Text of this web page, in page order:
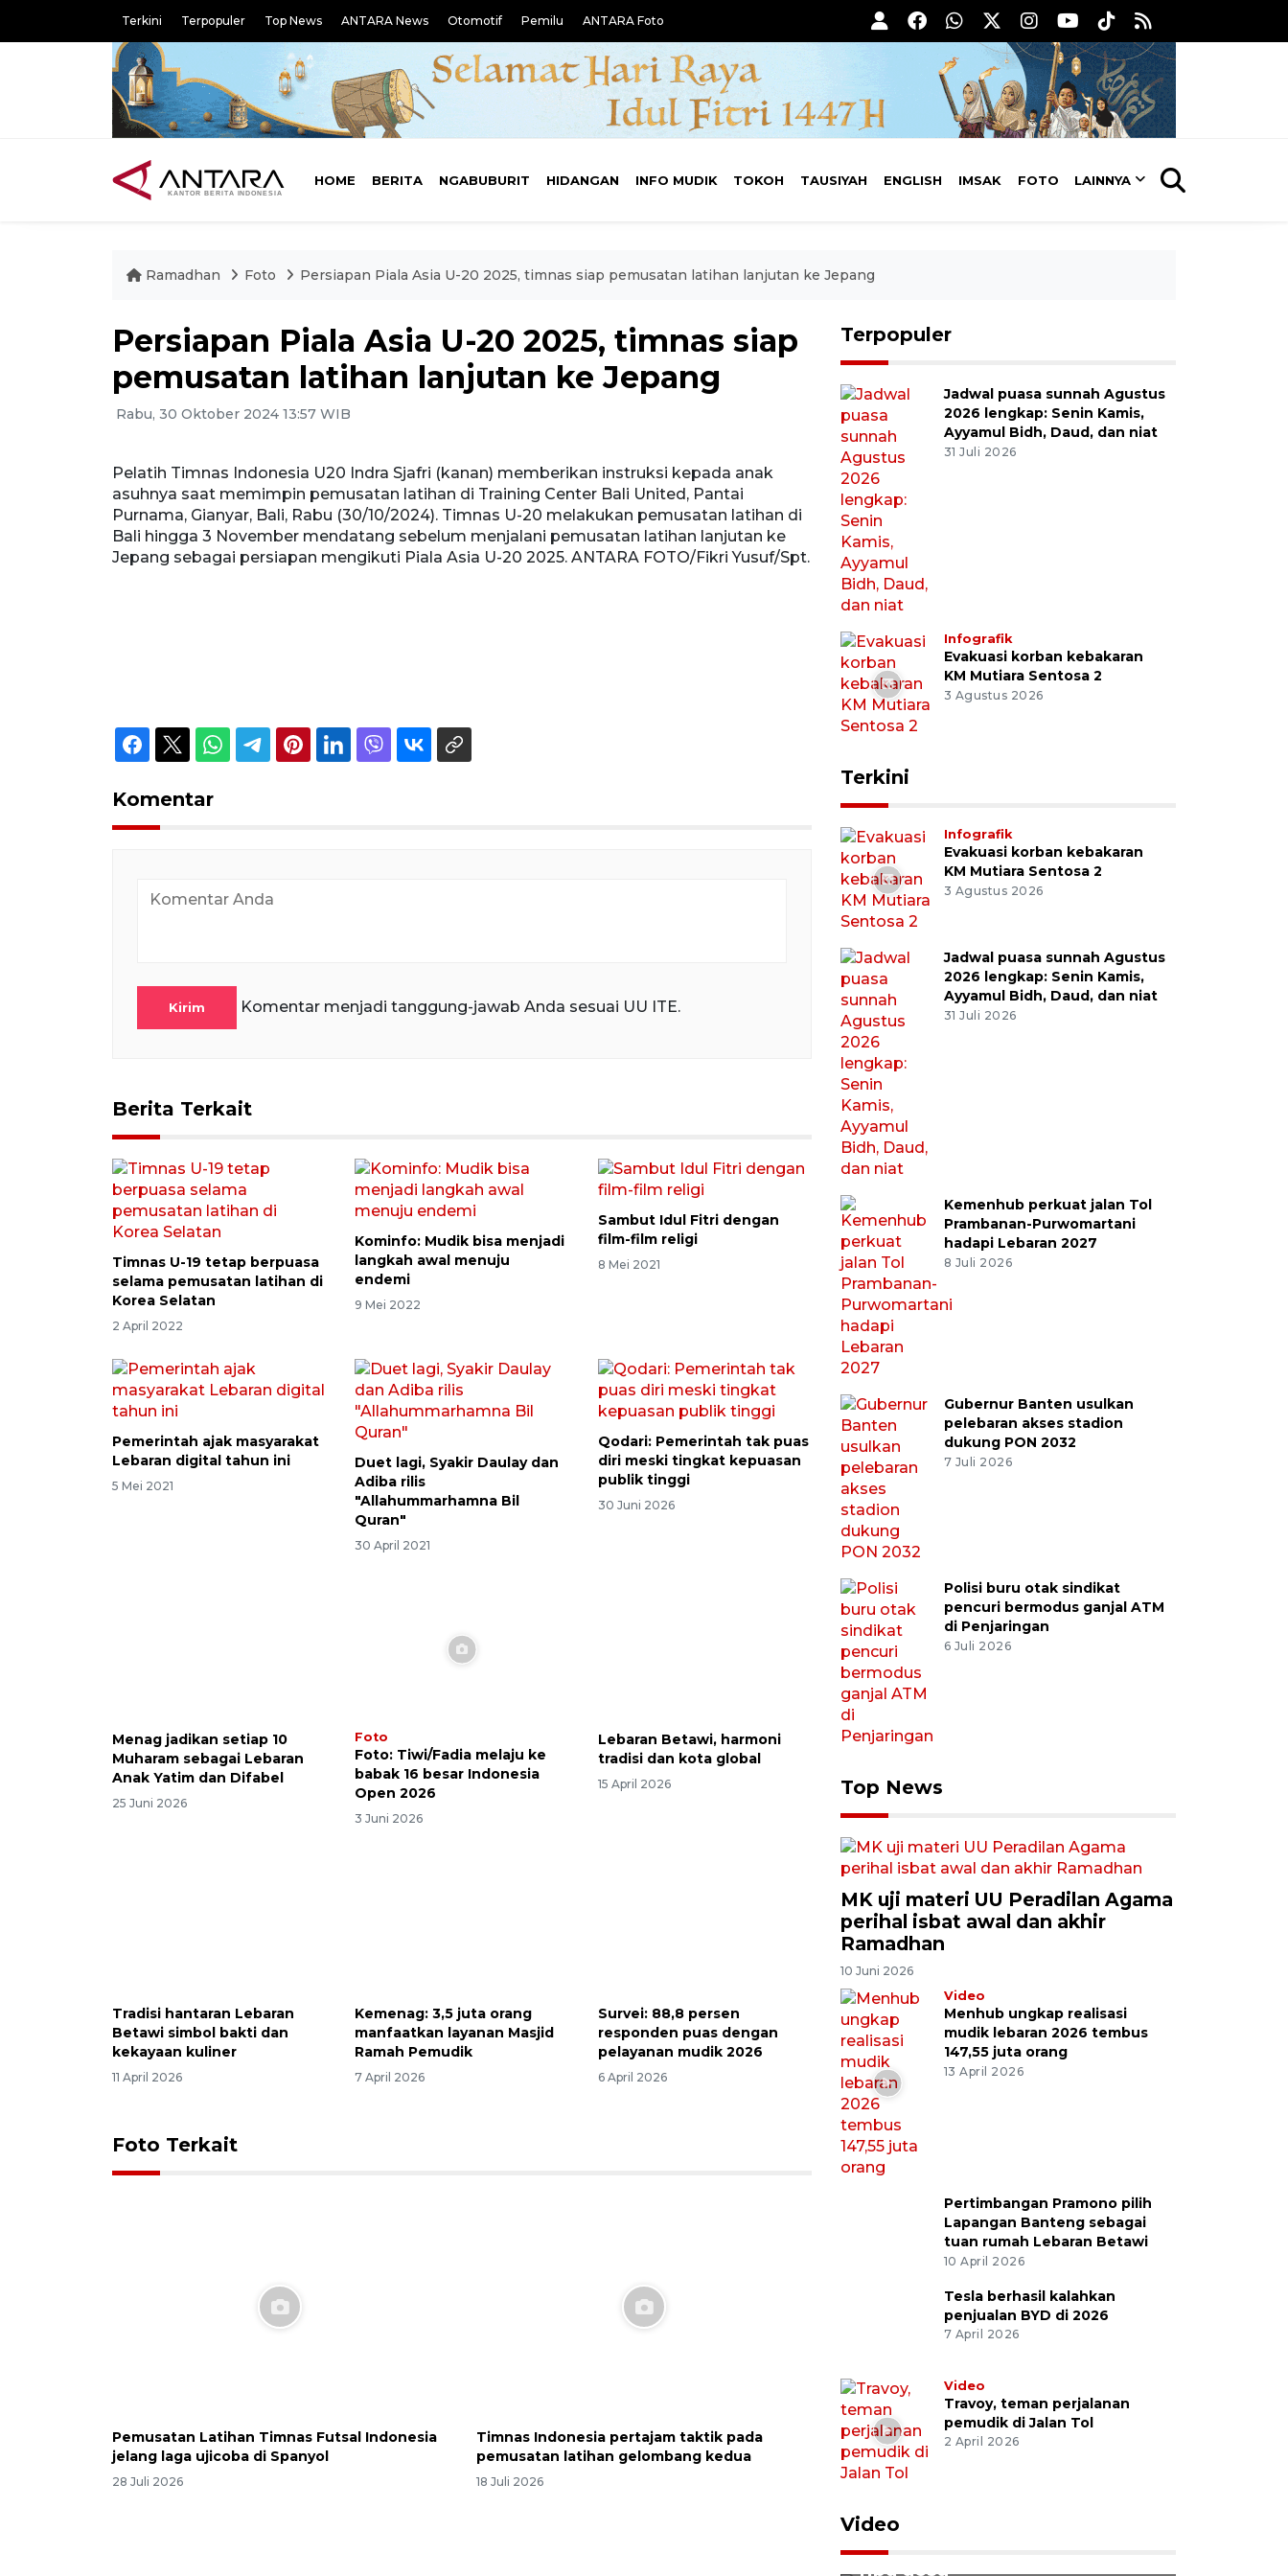
Terkini Terpopuler Top News ANTARA News Otomotif Pemilu ANTARA Foto
HOME BERITA NGABUBURIT HIDANGAN INFO MUDIK TOKOH TAUSIYAH ENGLISH IMSAK FOTO LAINNYA
Ramadhan Foto Persiapan Piala Asia U-20 2025, timnas siap pemusatan latihan lanjutan ke Jepang
Persiapan Piala Asia U-20 2025, timnas siap
pemusatan latihan lanjutan ke Jepang
Rabu, 30 Oktober 2024 13:57 WIB
Pelatih Timnas Indonesia U20 Indra Sjafri (kanan) memberikan instruksi kepada anak
asuhnya saat memimpin pemusatan latihan di Training Center Bali United, Pantai
Purnama, Gianyar, Bali, Rabu (30/10/2024). Timnas U-20 melakukan pemusatan latihan di
Bali hingga 3 November mendatang sebelum menjalani pemusatan latihan lanjutan ke
Jepang sebagai persiapan mengikuti Piala Asia U-20 2025. ANTARA FOTO/Fikri Yusuf/Spt.
Pesepak bola Timnas Indonesia U-20 Kadek Arel (kiri)
pemusatan latihan di Training Center Bali United, Pantai
(30/10/2024). Timnas U-20 melakukan pemusatan latihan di
mendatang sebelum menjalani pemusatan latihan lanjutan
mengikuti Piala Asia U-20 2025. ANTARA FOTO/Fikri Yusuf/
Komentar
Kirim Komentar menjadi tanggung-jawab Anda sesuai UU ITE.
Berita Terkait
Timnas U-19 tetap berpuasa
selama pemusatan latihan di
Korea Selatan
2 April 2022
Kominfo: Mudik bisa menjadi
langkah awal menuju
endemi
9 Mei 2022
Sambut Idul Fitri dengan
film-film religi
8 Mei 2021
Pemerintah ajak masyarakat
Lebaran digital tahun ini
5 Mei 2021
Duet lagi, Syakir Daulay dan
Adiba rilis
"Allahummarhamna Bil
Quran"
30 April 2021
Qodari: Pemerintah tak puas
diri meski tingkat kepuasan
publik tinggi
30 Juni 2026
Menag jadikan setiap 10
Muharam sebagai Lebaran
Anak Yatim dan Difabel
25 Juni 2026
Foto
Foto: Tiwi/Fadia melaju ke
babak 16 besar Indonesia
Open 2026
3 Juni 2026
Lebaran Betawi, harmoni
tradisi dan kota global
15 April 2026
Tradisi hantaran Lebaran
Betawi simbol bakti dan
kekayaan kuliner
11 April 2026
Kemenag: 3,5 juta orang
manfaatkan layanan Masjid
Ramah Pemudik
7 April 2026
Survei: 88,8 persen
responden puas dengan
pelayanan mudik 2026
6 April 2026
Foto Terkait
Pemusatan Latihan Timnas Futsal Indonesia
jelang laga ujicoba di Spanyol
28 Juli 2026
Timnas Indonesia pertajam taktik pada
pemusatan latihan gelombang kedua
18 Juli 2026
Terpopuler
Jadwal puasa sunnah Agustus
2026 lengkap: Senin Kamis,
Ayyamul Bidh, Daud, dan niat
31 Juli 2026
Infografik
Evakuasi korban kebakaran
KM Mutiara Sentosa 2
3 Agustus 2026
Terkini
Infografik
Evakuasi korban kebakaran
KM Mutiara Sentosa 2
3 Agustus 2026
Jadwal puasa sunnah Agustus
2026 lengkap: Senin Kamis,
Ayyamul Bidh, Daud, dan niat
31 Juli 2026
Kemenhub perkuat jalan Tol
Prambanan-Purwomartani
hadapi Lebaran 2027
8 Juli 2026
Gubernur Banten usulkan
pelebaran akses stadion
dukung PON 2032
7 Juli 2026
Polisi buru otak sindikat
pencuri bermodus ganjal ATM
di Penjaringan
6 Juli 2026
Top News
MK uji materi UU Peradilan Agama
perihal isbat awal dan akhir
Ramadhan
10 Juni 2026
Video
Menhub ungkap realisasi
mudik lebaran 2026 tembus
147,55 juta orang
13 April 2026
Pertimbangan Pramono pilih
Lapangan Banteng sebagai
tuan rumah Lebaran Betawi
10 April 2026
Tesla berhasil kalahkan
penjualan BYD di 2026
7 April 2026
Video
Travoy, teman perjalanan
pemudik di Jalan Tol
2 April 2026
Video
Program Jembatan Garuda
hubungkan lebih dari tujuh
ribu desa